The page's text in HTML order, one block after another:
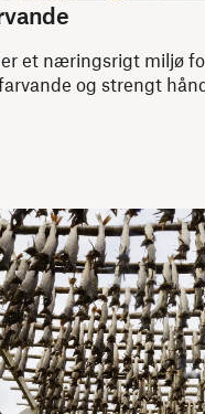
et næringsrigt miljø
og strengt